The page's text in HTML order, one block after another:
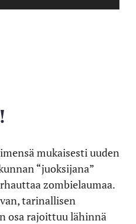
mukaisesti uuden
“juoksijana”
zombielaumaa.
tarinallisen
osa rajoittuu lähinnä